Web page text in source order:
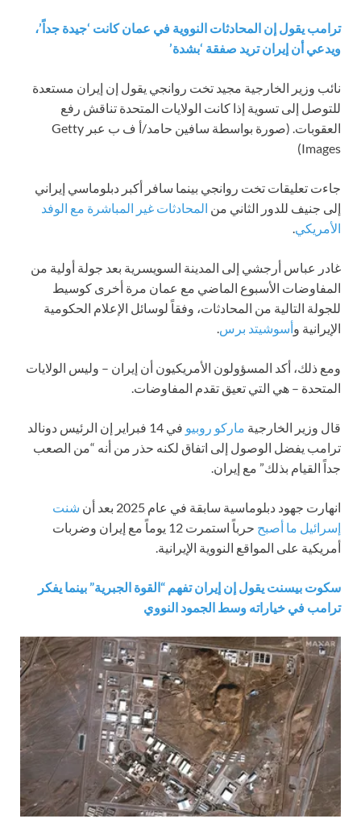
ترامب يقول إن المحادثات النووية في عمان كانت ‘جيدة جداً’،
ويدعي أن إيران تريد صفقة ‘بشدة’
نائب وزير الخارجية مجيد تخت روانجي يقول إن إيران مستعدة
للتوصل إلى تسوية إذا كانت الولايات المتحدة تناقش رفع
العقوبات.
(صورة بواسطة سافين حامد/أ ف ب عبر Getty
Images)
جاءت تعليقات تخت روانجي بينما سافر أكبر دبلوماسي إيراني
إلى جنيف للدور الثاني من المحادثات غير المباشرة مع الوفد
الأمريكي.
غادر عباس أرجشي إلى المدينة السويسرية بعد جولة أولية من
المفاوضات الأسبوع الماضي مع عمان مرة أخرى كوسيط
للجولة التالية من المحادثات، وفقاً لوسائل الإعلام الحكومية
الإيرانية وأسوشيتد برس.
ومع ذلك، أكد المسؤولون الأمريكيون أن إيران – وليس الولايات
المتحدة – هي التي تعيق تقدم المفاوضات.
قال وزير الخارجية ماركو روبيو
في 14 فبراير إن الرئيس دونالد
ترامب يفضل الوصول إلى اتفاق لكنه حذر من أنه “من الصعب
جداً القيام بذلك” مع إيران.
انهارت جهود دبلوماسية سابقة في عام 2025 بعد أن
شنت
إسرائيل ما أصبح
حرباً استمرت 12 يوماً مع إيران وضربات
أمريكية على المواقع النووية الإيرانية.
سكوت بيسنت يقول إن إيران تفهم “القوة الجبرية” بينما يفكر
ترامب في خياراته وسط الجمود النووي